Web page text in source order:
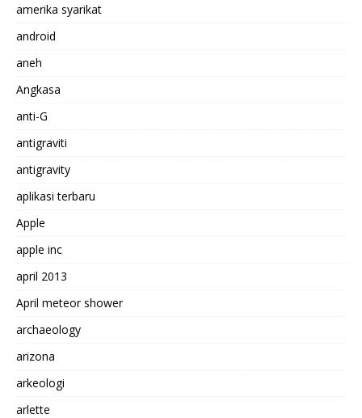
amerika syarikat
android
aneh
Angkasa
anti-G
antigraviti
antigravity
aplikasi terbaru
Apple
apple inc
april 2013
April meteor shower
archaeology
arizona
arkeologi
arlette